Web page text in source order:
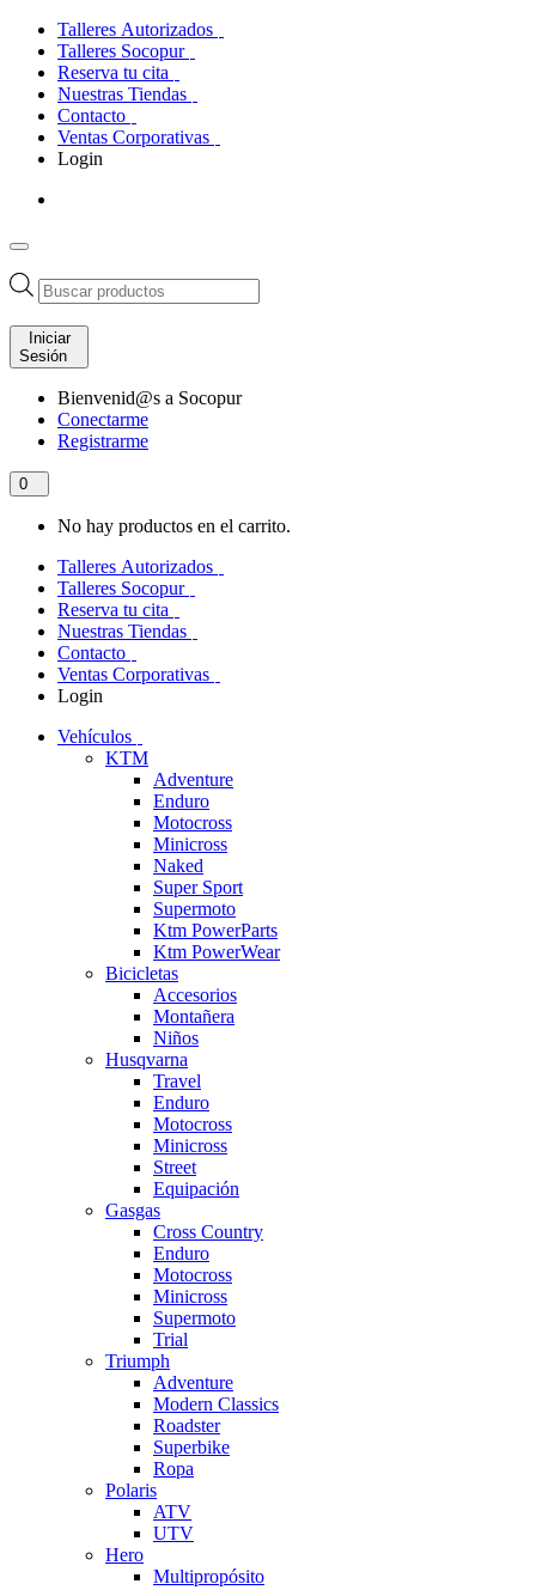
Talleres Autorizados
Talleres Socopur
Reserva tu cita
Nuestras Tiendas
Contacto
Ventas Corporativas
Login
Búsqueda
de
productos
Iniciar
Sesión
Bienvenid@s a Socopur
Conectarme
Registrarme
0
No hay productos en el carrito.
Talleres Autorizados
Talleres Socopur
Reserva tu cita
Nuestras Tiendas
Contacto
Ventas Corporativas
Login
Vehículos
KTM
Adventure
Enduro
Motocross
Minicross
Naked
Super Sport
Supermoto
Ktm PowerParts
Ktm PowerWear
Bicicletas
Accesorios
Montañera
Niños
Husqvarna
Travel
Enduro
Motocross
Minicross
Street
Equipación
Gasgas
Cross Country
Enduro
Motocross
Minicross
Supermoto
Trial
Triumph
Adventure
Modern Classics
Roadster
Superbike
Ropa
Polaris
ATV
UTV
Hero
Multipropósito